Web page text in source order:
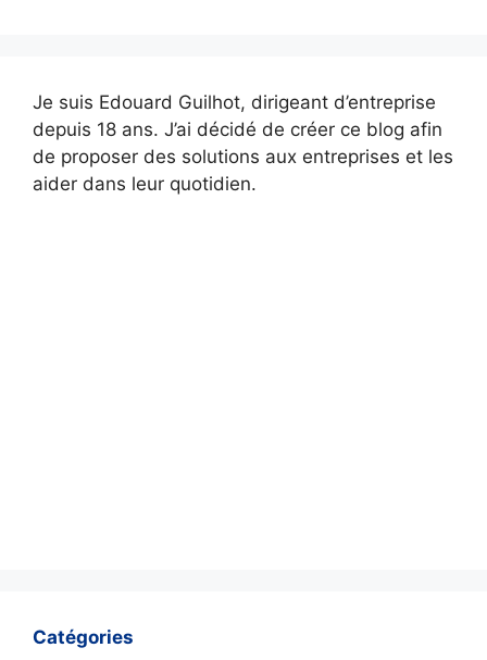
Je suis Edouard Guilhot, dirigeant d’entreprise
depuis 18 ans. J’ai décidé de créer ce blog afin
de proposer des solutions aux entreprises et les
aider dans leur quotidien.
Catégories